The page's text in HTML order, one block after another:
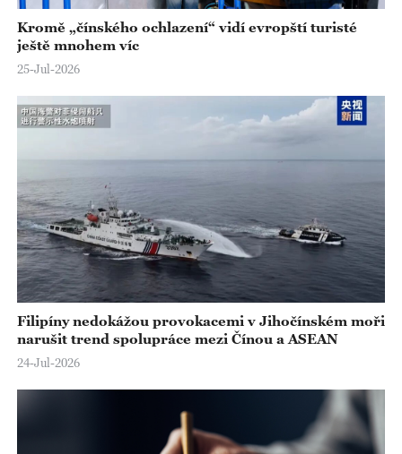
o
Kromě „čínského ochlazení“ vidí evropští turisté
ještě mnohem víc
25-Jul-2026
Filipíny nedokážou provokacemi v Jihočínském moři
narušit trend spolupráce mezi Čínou a ASEAN
24-Jul-2026